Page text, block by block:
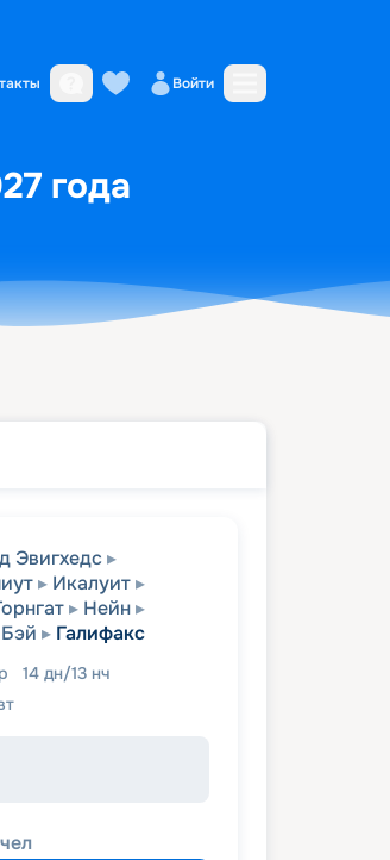
Войти
года
Эвигхедс
Икалуит
Нейн
Галифакс
14 дн/13 нч